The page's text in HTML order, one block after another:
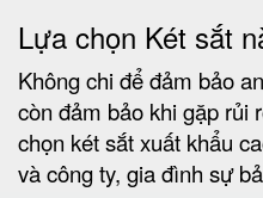
Lựa chọn Két sắt
Không chi để đảm bảo
còn đảm bảo khi gặp rủi
chọn két sắt xuất khẩu
và công ty, gia đình sự